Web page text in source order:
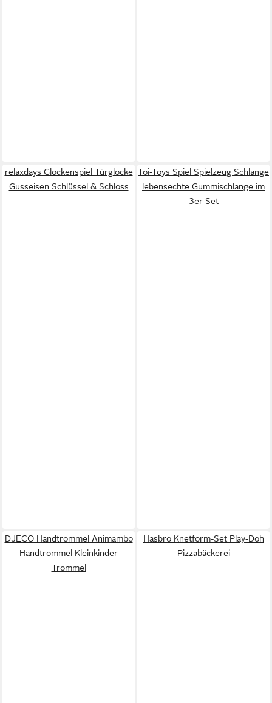
relaxdays Glockenspiel Türglocke
Gusseisen Schlüssel & Schloss
Toi-Toys Spiel Spielzeug Schlange
lebensechte Gummischlange im
3er Set
DJECO Handtrommel Animambo
Handtrommel Kleinkinder
Trommel
Hasbro Knetform-Set Play-Doh
Pizzabäckerei